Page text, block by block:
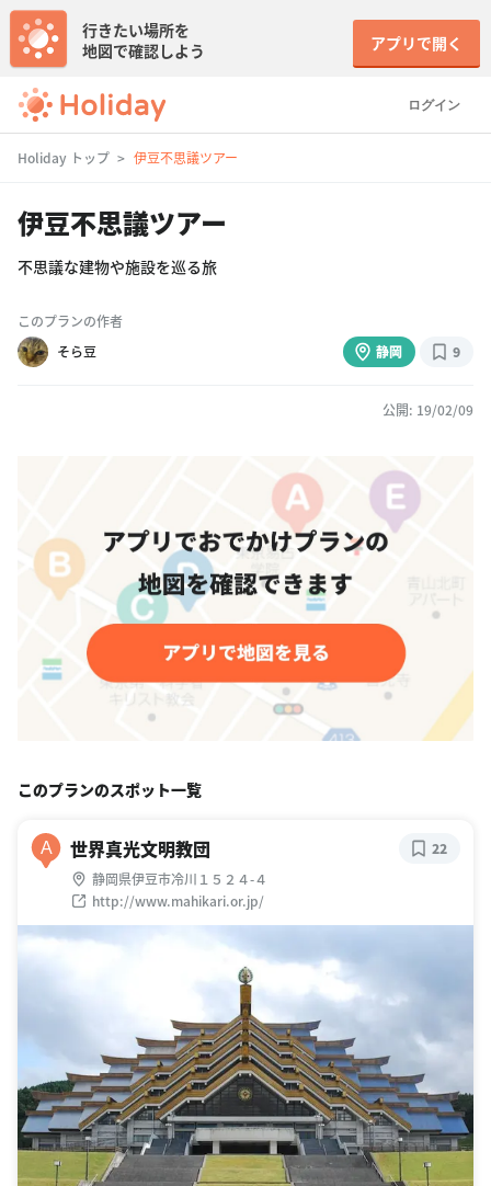
ログイン
行きたい場所を
地図で確認しよう
アプリで開く
Holiday トップ 伊豆不思議ツアー
伊豆不思議ツアー
不思議な建物や施設を巡る旅
このプランの作者
そら豆
静岡 9
公開: 19/02/09
このプランのスポット一覧
A 世界真光文明教団
静岡県伊豆市冷川１５２４-４
http://www.mahikari.or.jp/
22